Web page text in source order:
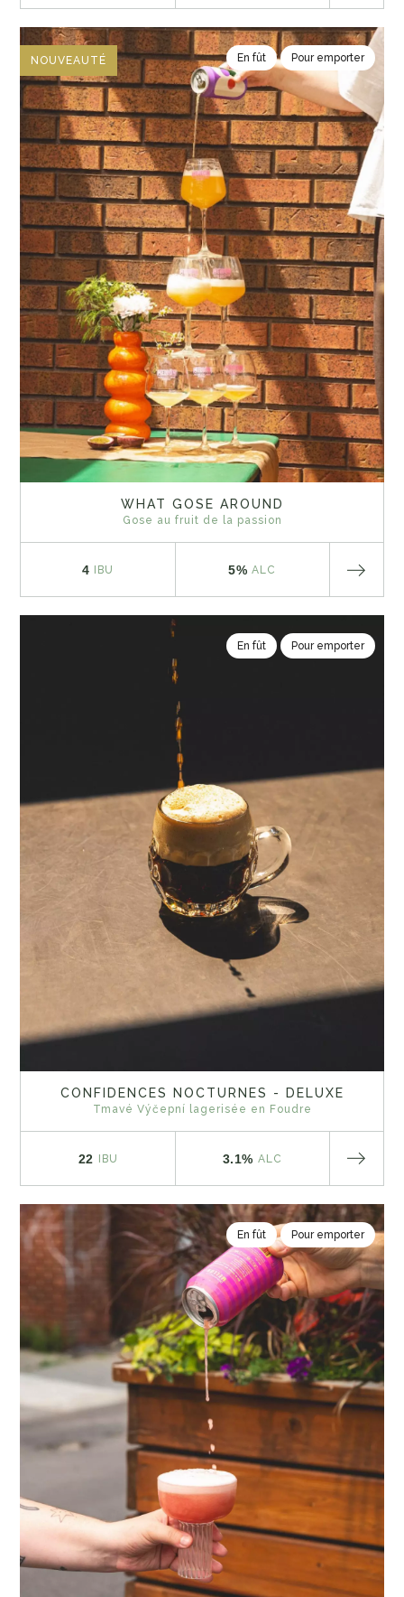
NOUVEAUTÉ En fût Pour emporter
WHAT GOSE AROUND
Gose au fruit de la passion
4 IBU 5% ALC
En fût Pour emporter
CONFIDENCES NOCTURNES - DELUXE
Tmavé Výčepní lagerisée en Foudre
22 IBU 3.1% ALC
En fût Pour emporter